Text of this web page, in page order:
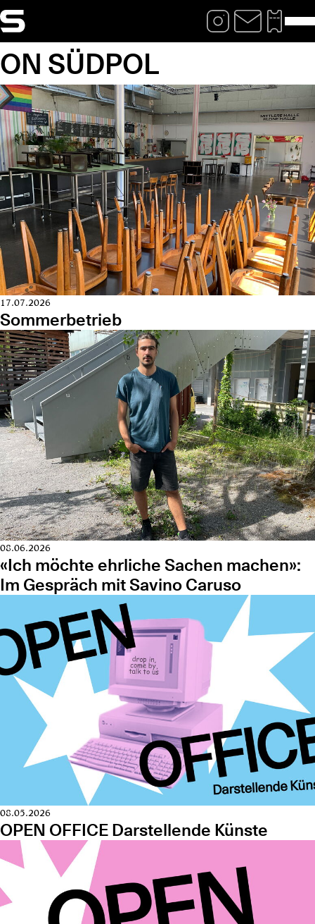
ON SÜDPOL
17.07.2026
Sommerbetrieb
08.06.2026
«Ich möchte ehrliche Sachen machen»:
Im Gespräch mit Savino Caruso
08.05.2026
OPEN OFFICE Darstellende Künste